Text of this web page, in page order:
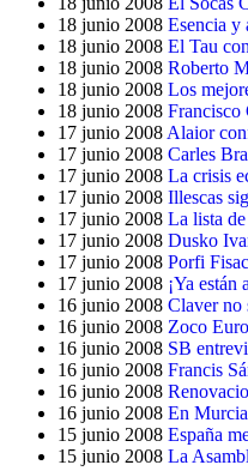
18 junio 2008 Esencia y
18 junio 2008 El Tau
18 junio 2008 Roberto
18 junio 2008 Los
18 junio 2008 Francisco
17 junio 2008 Alaior
17 junio 2008 Carles
17 junio 2008 La crisis
17 junio 2008 Illescas
17 junio 2008 La lista
17 junio 2008 Dusko
17 junio 2008 Porfi
17 junio 2008 ¡Ya están
16 junio 2008 Claver no
16 junio 2008 Zoco
16 junio 2008 SB
16 junio 2008 Francis
16 junio 2008
16 junio 2008 En
15 junio 2008 España
15 junio 2008 La